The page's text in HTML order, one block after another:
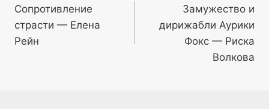
по
записям
Сопротивление
страсти — Елена
Рейн
Замужество и
дирижабли Аурики
Фокс — Риска
Волкова